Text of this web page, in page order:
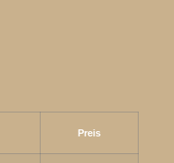
Preis